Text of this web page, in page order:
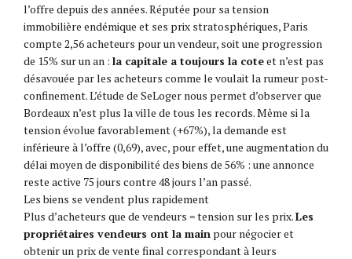
l’offre depuis des années. Réputée pour sa tension
immobilière endémique et ses prix stratosphériques, Paris
compte 2,56 acheteurs pour un vendeur, soit une progression
de 15% sur un an : la capitale a toujours la coteet n’est pas
désavouée par les acheteurs comme le voulait la rumeur post-
confinement. L’étude de SeLoger nous permet d’observer que
Bordeaux n’est plus la ville de tous les records. Même si la
tension évolue favorablement (+67%), la demande est
inférieure à l’offre (0,69), avec, pour effet, une augmentation du
délai moyen de disponibilité des biens de 56% : une annonce
reste active 75 jours contre 48 jours l’an passé.
Les biens se vendent plus rapidement
Plus d’acheteurs que de vendeurs = tension sur les prix.Les
propriétaires vendeurs ont la main pour négocier et
obtenir un prix de vente final correspondant à leurs